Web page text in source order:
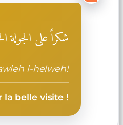
شكراً على الجولة
l-helweh!
la belle visite !